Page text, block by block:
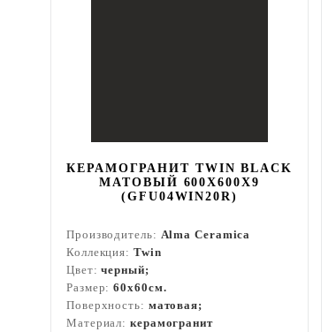
КЕРАМОГРАНИТ TWIN BLACK
МАТОВЫЙ 600X600X9
(GFU04WIN20R)
Производитель: Alma Ceramica
Коллекция: Twin
Цвет:черный;
Размер:60x60см.
Поверхность: матовая;
Материал: керамогранит